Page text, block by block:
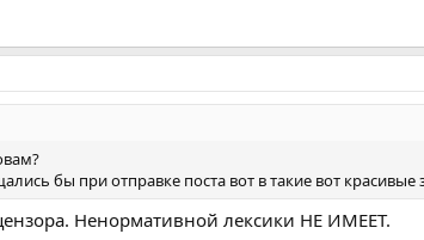
бы при отправке поста вот в такие вот
Ненормативной лексики НЕ ИМЕЕТ.